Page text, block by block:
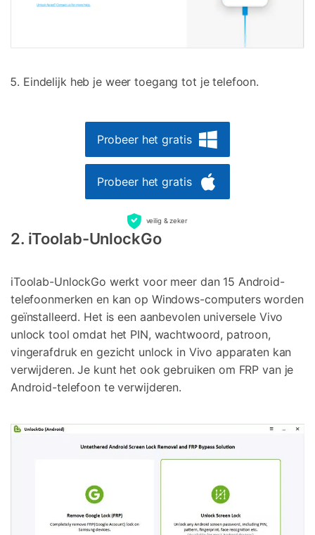
Eindelijk heb je weer toegang tot je telefoon.
Probeer het gratis
Probeer het gratis
veilig & zeker
2. iToolab-UnlockGo
iToolab-UnlockGo werkt voor meer dan 15 Android-
telefoonmerken en kan op Windows-computers worden
geïnstalleerd. Het is een aanbevolen universele Vivo
unlock tool omdat het PIN, wachtwoord, patroon,
vingerafdruk en gezicht unlock in Vivo apparaten kan
verwijderen. Je kunt het ook gebruiken om FRP van je
Android-telefoon te verwijderen.